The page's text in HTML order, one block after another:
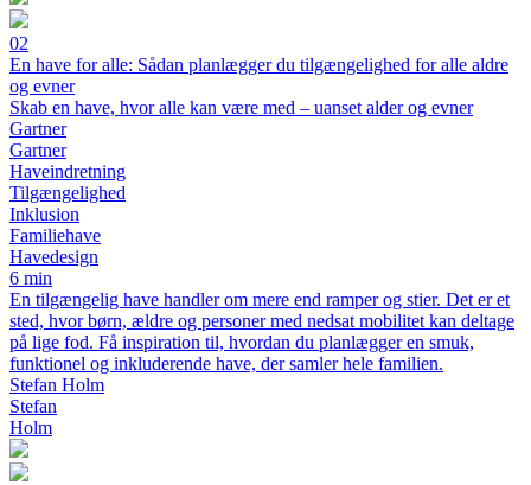
02
En have for alle: Sådan planlægger du tilgængelighed for alle aldre
og evner
Skab en have, hvor alle kan være med – uanset alder og evner
Gartner
Gartner
Haveindretning
Tilgængelighed
Inklusion
Familiehave
Havedesign
6 min
En tilgængelig have handler om mere end ramper og stier. Det er et
sted, hvor børn, ældre og personer med nedsat mobilitet kan deltage
på lige fod. Få inspiration til, hvordan du planlægger en smuk,
funktionel og inkluderende have, der samler hele familien.
Stefan Holm
Stefan
Holm